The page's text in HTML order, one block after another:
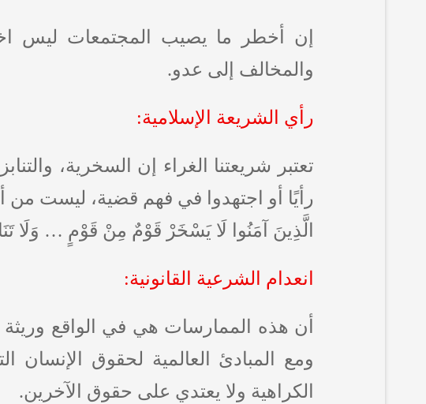
إن أخطر ما يصيب المجتمعات ليس
والمخالف إلى عدو.
رأي الشريعة الإسلامية:
تعتبر شريعتنا الغراء إن السخرية،
رأيًا أو اجتهدوا في فهم قضية، ليست من
الَّذِينَ آمَنُوا لَا يَسْخَرْ قَوْمٌ مِنْ قَوْمٍ … وَلَا
انعدام الشرعية القانونية:
أن هذه الممارسات هي في الواقع وريثة
ومع المبادئ العالمية لحقوق الإنسان
الكراهية ولا يعتدي على حقوق الآخرين.